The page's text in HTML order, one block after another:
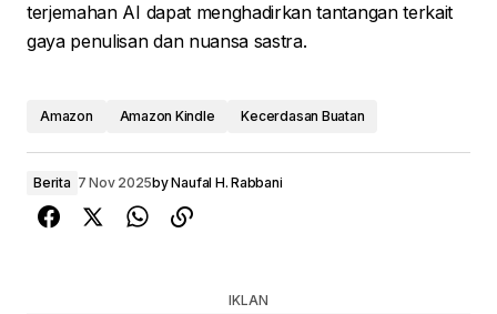
terjemahan AI dapat menghadirkan tantangan terkait
gaya penulisan dan nuansa sastra.
Amazon Amazon Kindle Kecerdasan Buatan
Berita 7 Nov 2025byNaufal H. Rabbani